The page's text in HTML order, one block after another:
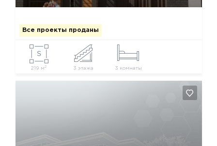
Все проекты проданы
219 м 2 3 этажа 3 комнаты